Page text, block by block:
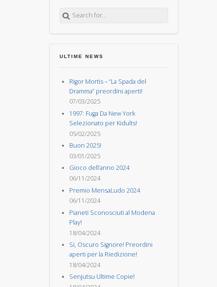
ULTIME NEWS
Rigor Mortis – “La Spada del
Dramma” preordini aperti!
07/03/2025
1997: Fuga Da New York
Selezionato per Kidults!
05/02/2025
Buon 2025!
03/01/2025
Gioco dell’anno 2024
06/11/2024
Premio MensaLudo 2024
06/11/2024
Pianeti Sconosciuti al Modena
Play!
18/04/2024
Si, Oscuro Signore! Preordini
aperti per la Riedizione!
18/04/2024
Senjutsu Ultime Copie!